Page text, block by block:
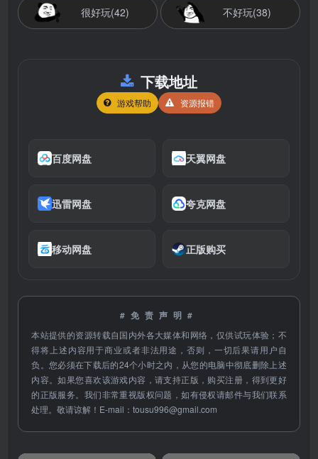
很好玩(42) 不好玩(38)
下载地址
游戏帮助 资源报错
百度网盘 天翼网盘
迅雷网盘 夸克网盘
移动网盘 正版购买
#免责声明#
本站提供的资源转载自国内外各大媒体和网络，仅供试玩体验；不
得将上述内容用于商业或者非法用途，否则，一切后果请用户自
负。您必须在下载后的24个小时之内，从您的电脑中彻底删除上述
内容。如果您喜欢该游戏内容，请支持正版，购买注册，得到更好
的正版服务。我们非常重视版权问题，如有侵权请邮件与我们联系
处理。敬请谅解！E-mail：tousu996@gmail.com